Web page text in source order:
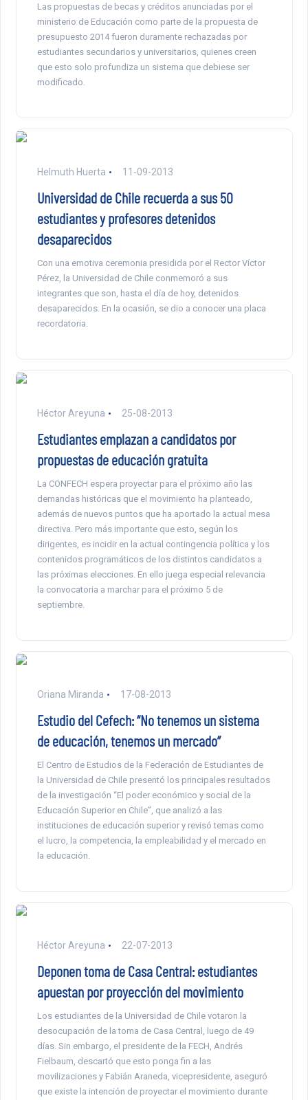
Las propuestas de becas y créditos anunciadas por el
ministerio de Educación como parte de la propuesta de
presupuesto 2014 fueron duramente rechazadas por
estudiantes secundarios y universitarios, quienes creen
que esto solo profundiza un sistema que debiese ser
modificado.
Helmuth Huerta 11-09-2013
Universidad de Chile recuerda a sus 50
estudiantes y profesores detenidos
desaparecidos
Con una emotiva ceremonia presidida por el Rector Víctor
Pérez, la Universidad de Chile conmemoró a sus
integrantes que son, hasta el día de hoy, detenidos
desaparecidos. En la ocasión, se dio a conocer una placa
recordatoria.
Héctor Areyuna 25-08-2013
Estudiantes emplazan a candidatos por
propuestas de educación gratuita
La CONFECH espera proyectar para el próximo año las
demandas históricas que el movimiento ha planteado,
además de nuevos puntos que ha aportado la actual mesa
directiva. Pero más importante que esto, según los
dirigentes, es incidir en la actual contingencia política y los
contenidos programáticos de los distintos candidatos a
las próximas elecciones. En ello juega especial relevancia
la convocatoria a marchar para el próximo 5 de
septiembre.
Oriana Miranda 17-08-2013
Estudio del Cefech: “No tenemos un sistema
de educación, tenemos un mercado”
El Centro de Estudios de la Federación de Estudiantes de
la Universidad de Chile presentó los principales resultados
de la investigación “El poder económico y social de la
Educación Superior en Chile”, que analizó a las
instituciones de educación superior y revisó temas como
el lucro, la competencia, la empleabilidad y el mercado en
la educación.
Héctor Areyuna 22-07-2013
Deponen toma de Casa Central: estudiantes
apuestan por proyección del movimiento
Los estudiantes de la Universidad de Chile votaron la
desocupación de la toma de Casa Central, luego de 49
días. Sin embargo, el presidente de la FECH, Andrés
Fielbaum, descartó que esto ponga fin a las
movilizaciones y Fabián Araneda, vicepresidente, aseguró
que existe la intención de proyectar el movimiento durante